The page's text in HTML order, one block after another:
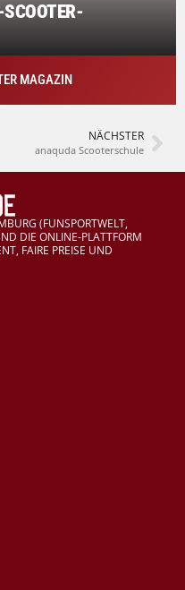
MAGAZIN
NÄCHSTER
anaquda Scooterschule
(FUNSPORTWELT,
DIE ONLINE-PLATTFORM
FAIRE PREISE UND